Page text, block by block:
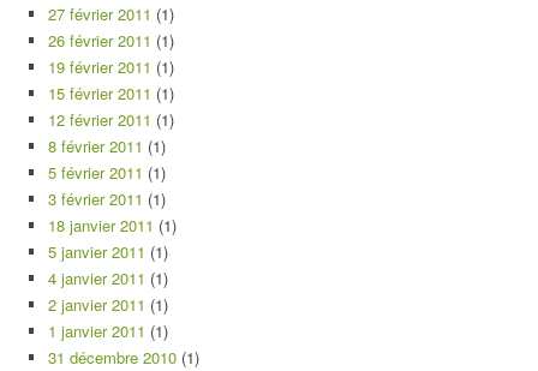
27 février 2011 (1)
26 février 2011 (1)
19 février 2011 (1)
15 février 2011 (1)
12 février 2011 (1)
8 février 2011 (1)
5 février 2011 (1)
3 février 2011 (1)
18 janvier 2011 (1)
5 janvier 2011 (1)
4 janvier 2011 (1)
2 janvier 2011 (1)
1 janvier 2011 (1)
31 décembre 2010 (1)